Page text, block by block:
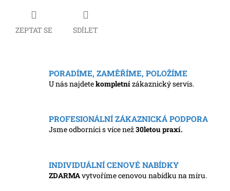
ZEPTAT SE SDÍLET
PORADÍME, ZAMĚŘÍME, POLOŽÍME
U nás najdetekompletnízákaznický servis.
PROFESIONÁLNÍ ZÁKAZNICKÁ PODPORA
Jsme odborníci s více než30letou praxí.
INDIVIDUÁLNÍ CENOVÉ NABÍDKY
ZDARMAvytvoříme cenovou nabídku na míru.